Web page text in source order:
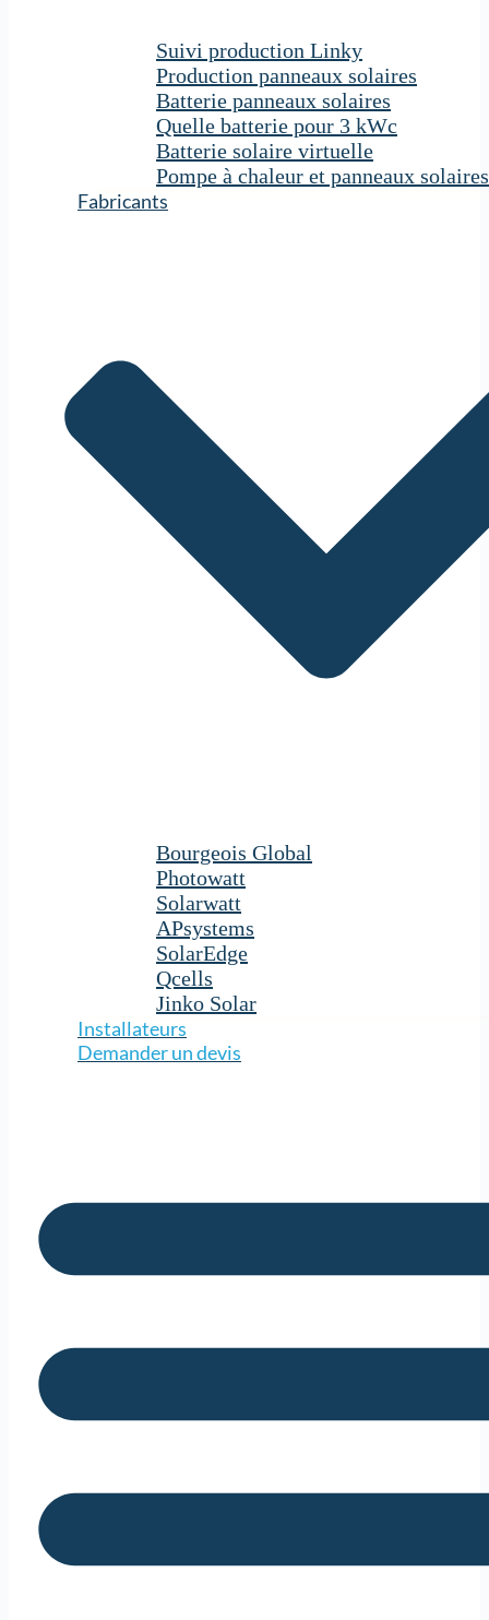
Suivi production Linky
Production panneaux solaires
Batterie panneaux solaires
Quelle batterie pour 3 kWc
Batterie solaire virtuelle
Pompe à chaleur et panneaux solaires
Fabricants
Bourgeois Global
Photowatt
Solarwatt
APsystems
SolarEdge
Qcells
Jinko Solar
Installateurs
Demander un devis